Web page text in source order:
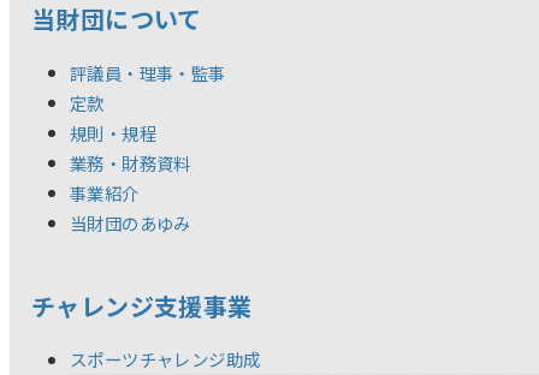
当財団について
評議員・理事・監事
定款
規則・規程
業務・財務資料
事業紹介
当財団のあゆみ
チャレンジ支援事業
スポーツチャレンジ助成